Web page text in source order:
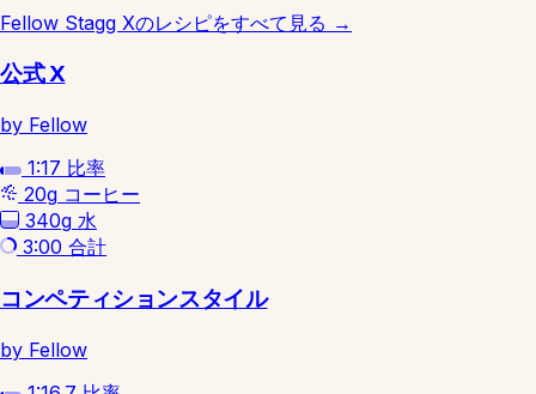
Fellow Stagg Xのレシピをすべて見る →
公式 X
by Fellow
1:17 比率
20g コーヒー
340g 水
3:00 合計
コンペティションスタイル
by Fellow